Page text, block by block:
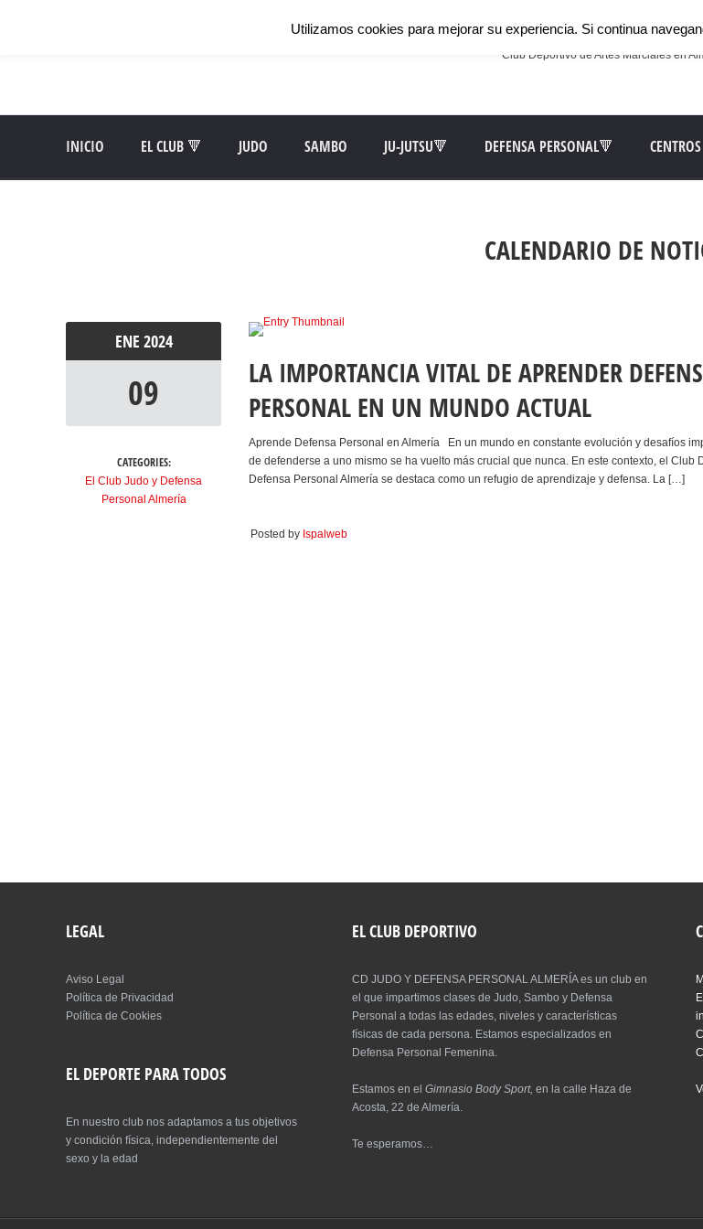
Club Deportivo de Artes Marciales en
INICIO EL CLUB 🔻 JUDO SAMBO JU-JUTSU🔻 DEFENSA PERSONAL🔻 CENTROS
CALENDARIO DE
ENE 2024
09
CATEGORIES:
El Club Judo y Defensa
Personal Almería
LA IMPORTANCIA VITAL DE APRENDER
PERSONAL EN UN MUNDO ACTUAL
Aprende Defensa Personal en Almería En un mundo en constante evolución y desafíos
de defenderse a uno mismo se ha vuelto más crucial que nunca. En este contexto, el Club
Defensa Personal Almería se destaca como un refugio de aprendizaje y defensa. La […]
Posted by Ispalweb
LEGAL
Aviso Legal
Política de Privacidad
Política de Cookies
EL DEPORTE PARA TODOS
En nuestro club nos adaptamos a tus objetivos
y condición física, independientemente del
sexo y la edad
EL CLUB DEPORTIVO
CD JUDO Y DEFENSA PERSONAL ALMERÍA es un club en
el que impartimos clases de Judo, Sambo y Defensa
Personal a todas las edades, niveles y características
físicas de cada persona. Estamos especializados en
Defensa Personal Femenina.
Estamos en elGimnasio Body Sport,en la calle Haza de
Acosta, 22 de Almería.
Te esperamos…
Utilizamos cookies para mejorar su experiencia. Si continua